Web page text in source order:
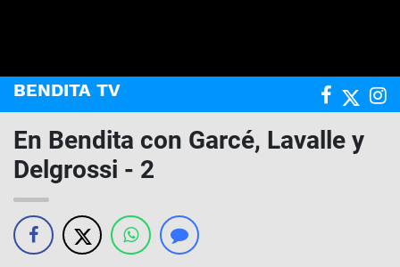
BENDITA TV
En Bendita con Garcé, Lavalle y
Delgrossi - 2